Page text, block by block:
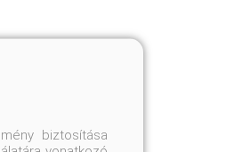
biztosítása